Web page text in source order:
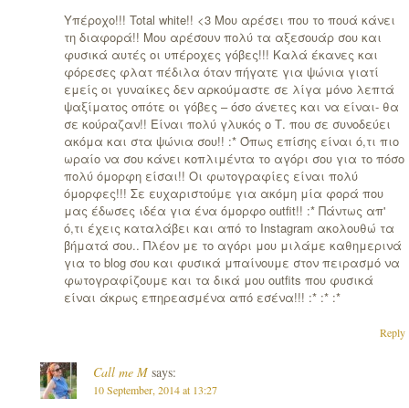
Υπέροχο!!! Total white!! <3 Μου αρέσει που το πουά κάνει
τη διαφορά!! Μου αρέσουν πολύ τα αξεσουάρ σου και
φυσικά αυτές οι υπέροχες γόβες!!! Καλά έκανες και
φόρεσες φλατ πέδιλα όταν πήγατε για ψώνια γιατί
εμείς οι γυναίκες δεν αρκούμαστε σε λίγα μόνο λεπτά
ψαξίματος οπότε οι γόβες – όσο άνετες και να είναι- θα
σε κούραζαν!! Είναι πολύ γλυκός ο Τ. που σε συνοδεύει
ακόμα και στα ψώνια σου!! :* Όπως επίσης είναι ό,τι πιο
ωραίο να σου κάνει κοπλιμέντα το αγόρι σου για το πόσο
πολύ όμορφη είσαι!! Οι φωτογραφίες είναι πολύ
όμορφες!!! Σε ευχαριστούμε για ακόμη μία φορά που
μας έδωσες ιδέα για ένα όμορφο outfit!! :* Πάντως απ'
ό,τι έχεις καταλάβει και από το Instagram ακολουθώ τα
βήματά σου.. Πλέον με το αγόρι μου μιλάμε καθημερινά
για το blog σου και φυσικά μπαίνουμε στον πειρασμό να
φωτογραφίζουμε και τα δικά μου outfits που φυσικά
είναι άκρως επηρεασμένα από εσένα!!! :* :* :*
Reply
Call me M says:
10 September, 2014 at 13:27